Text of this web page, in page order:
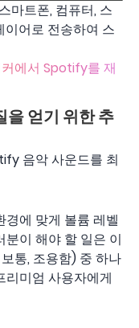
마트폰, 컴퓨터, 스
어로 전송하여 스
에서 Spotify를 재
얻기 위한 추
음악 사운드를 최
에 맞게 볼륨 레벨
분이 해야 할 일은 이
통, 조용함) 중 하나
리미엄 사용자에게